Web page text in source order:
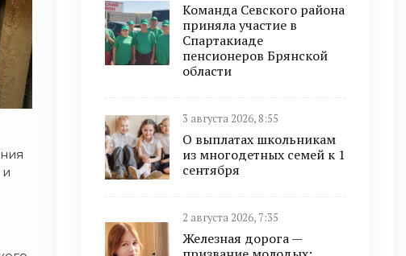
Команда Севского района
приняла участие в
Спартакиаде
пенсионеров Брянской
области
3 августа 2026, 8:55
О выплатах школьникам
из многодетных семей к 1
сентября
2 августа 2026, 7:35
Железная дорога —